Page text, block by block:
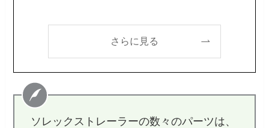
さらに見る
ソレックストレーラーの数々のパーツは、